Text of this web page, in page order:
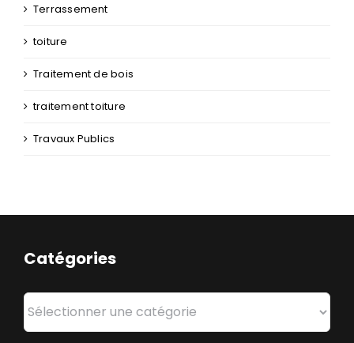
Terrassement
toiture
Traitement de bois
traitement toiture
Travaux Publics
Catégories
Catégories